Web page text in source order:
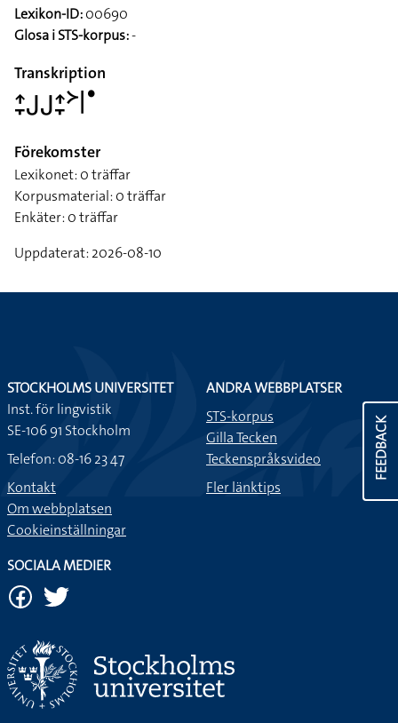
Lexikon-ID:00690
Glosa i STS-korpus:-
Transkription
􌤴􌥙􌤢􌤢􌤴􌥙􌦅􌥼􌤟
Förekomster
Lexikonet: 0 träffar
Korpusmaterial: 0 träffar
Enkäter: 0 träffar
Uppdaterat: 2026-08-10
FEEDBACK
STOCKHOLMS UNIVERSITET
Inst. för lingvistik
SE-106 91 Stockholm
Telefon: 08-16 23 47
Kontakt
Om webbplatsen
Cookieinställningar
ANDRA WEBBPLATSER
STS-korpus
Gilla Tecken
Teckenspråksvideo
Fler länktips
SOCIALA MEDIER